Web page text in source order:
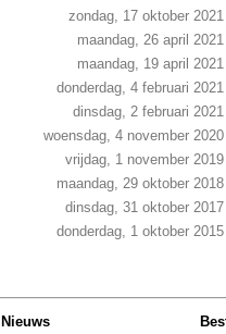
zondag, 17 oktober 2021
maandag, 26 april 2021
maandag, 19 april 2021
donderdag, 4 februari 2021
dinsdag, 2 februari 2021
woensdag, 4 november 2020
vrijdag, 1 november 2019
maandag, 29 oktober 2018
dinsdag, 31 oktober 2017
donderdag, 1 oktober 2015
Nieuws